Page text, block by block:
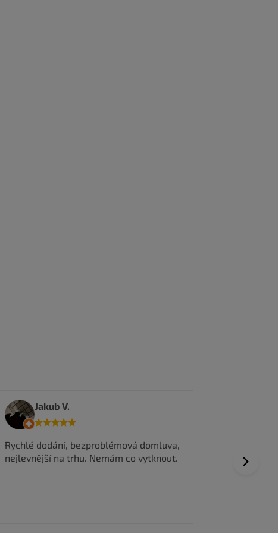
Jakub V.
Rychlé dodání, bezproblémová domluva,
nejlevnější na trhu. Nemám co vytknout.
vyřízení
Dobrá
Next